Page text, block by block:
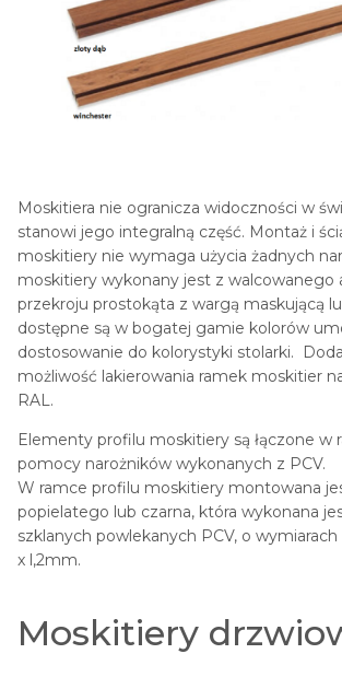
Moskitiera nie ogranicza widoczności w
stanowi jego integralną część. Montaż i
moskitiery nie wymaga użycia żadnych
moskitiery wykonany jest z walcowanego
przekroju prostokąta z wargą maskującą
dostępne są w bogatej gamie kolorów
dostosowanie do kolorystyki stolarki.
możliwość lakierowania ramek moskitier
RAL.
Elementy profilu moskitiery są łączone w
pomocy narożników wykonanych z PCV.
W ramce profilu moskitiery montowana
popielatego lub czarna, która wykonana
szklanych powlekanych PCV, o
x l,2mm.
Moskitiery